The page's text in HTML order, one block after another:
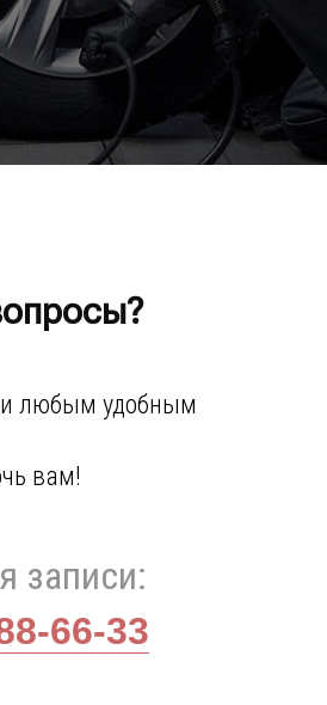
любым удобным
вам!
записи:
66-33